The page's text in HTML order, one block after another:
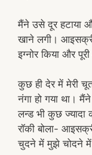
मैंने उसे दूर
खाने लगी।
इग्नोर किया और
कुछ ही देर में मेरी
नंगा हो गया था।
लन्ड भी कुछ ज्यादा
रॉकी बोला-
चुदने में मुझे चोदने में